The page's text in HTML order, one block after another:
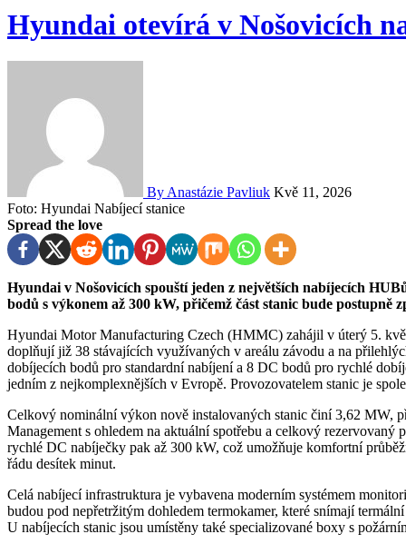
Hyundai otevírá v Nošovicích
By Anastázie Pavliuk Kvě 11, 2026
Foto: Hyundai Nabíjecí stanice
Spread the love
Hyundai v Nošovicích spouští jeden z největších nabíjecích HUBů v Česku. Nová infrastruktura nabízí 118 dobíjecích
bodů s výkonem až 300 kW, přičemž část stanic bude postupně
Hyundai Motor Manufacturing Czech (HMMC) zahájil v úterý 5.
doplňují již 38 stávajících využívaných v areálu závodu a na
dobíjecích bodů pro standardní nabíjení a 8 DC bodů pro rychlé
jedním z nejkomplexnějších v Evropě. Provozovatelem stanic je
Celkový nominální výkon nově instalovaných stanic činí 3,62 MW,
Management s ohledem na aktuální spotřebu a celkový
rychlé DC nabíječky pak až 300 kW, což umožňuje komfortní
řádu desítek minut.
Celá nabíjecí infrastruktura je vybavena moderním systémem
budou pod nepřetržitým dohledem termokamer, které snímají
U nabíjecích stanic jsou umístěny také specializované boxy s